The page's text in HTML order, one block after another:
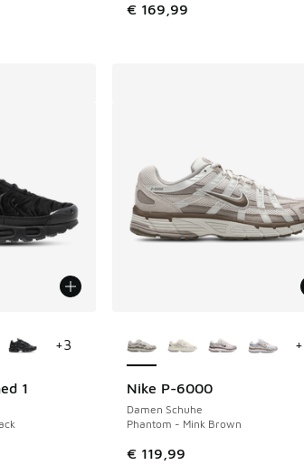
€ 169,99
1
+3
Nike P-6000
Damen Schuhe
Phantom - Mink Brown
€ 119,99
+